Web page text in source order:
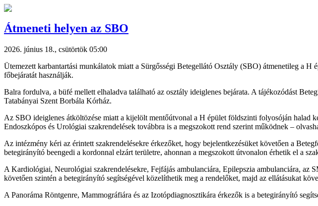
Átmeneti helyen az SBO
2026. június 18., csütörtök 05:00
Ütemezett karbantartási munkálatok miatt a Sürgősségi Betegellátó Osztály (SBO) átmenetileg a
főbejáratát használják.
Balra fordulva, a büfé mellett elhaladva található az osztály ideiglenes bejárata. A tájékozódást
Tatabányai Szent Borbála Kórház.
Az SBO ideiglenes átköltözése miatt a kijelölt mentőútvonal a H épület földszinti folyosóján halad
Endoszkópos és Urológiai szakrendelések továbbra is a megszokott rend szerint működnek –
Az intézmény kéri az érintett szakrendelésekre érkezőket, hogy bejelentkezésüket követően a
betegirányító beengedi a kordonnal elzárt területre, ahonnan a megszokott útvonalon érhetik el a
A Kardiológiai, Neurológiai szakrendelésekre, Fejfájás ambulanciára, Epilepszia ambulanciára, az
követően szintén a betegirányító segítségével közelíthetik meg a rendelőket, majd az ellátásukat
A Panoráma Röntgenre, Mammográfiára és az Izotópdiagnosztikára érkezők is a betegirányító